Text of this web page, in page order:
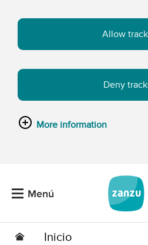
Allow
Deny
More information
Menú
Inicio